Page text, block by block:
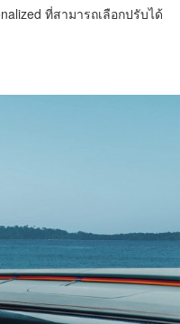
ที่สามารถเลือกปรับได้